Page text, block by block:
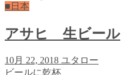
■日本
アサヒ 生ビール
10月 22, 2018 ユタロー
ビールに乾杯